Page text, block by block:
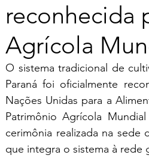
reconhecida
Agrícola
O sistema tradicional de
Paraná foi oficialmente
Nações Unidas para a
Patrimônio Agrícola
cerimônia realizada na sede
que integra o sistema à rede